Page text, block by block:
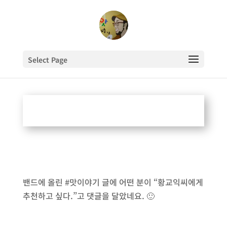
Select Page
밴드에 올린 #맛이야기 글에 어떤 분이 “황교익씨에게
추천하고 싶다.”고 댓글을 달았네요. 🙂